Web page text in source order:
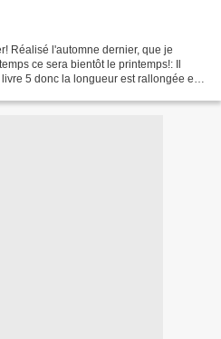
Réalisé l'automne dernier, que je
ce sera bientôt le printemps!: Il
5 donc la longueur est rallongée et